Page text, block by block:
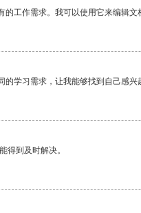
工作需求。我可以使用它来编辑文
学习需求，让我能够找到自己感兴
得到及时解决。